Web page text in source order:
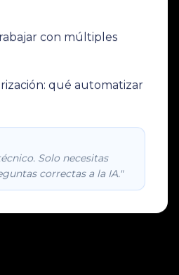
con múltiples
qué automatizar
Solo necesitas
correctas a la IA."